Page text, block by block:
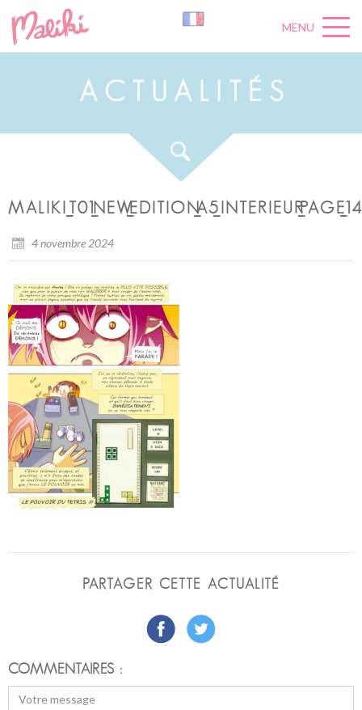
MENU
A C U A L É S
4 novembre 2024
PARTAGER CETTE ACTUALITÉ
COMMENTAIRES :